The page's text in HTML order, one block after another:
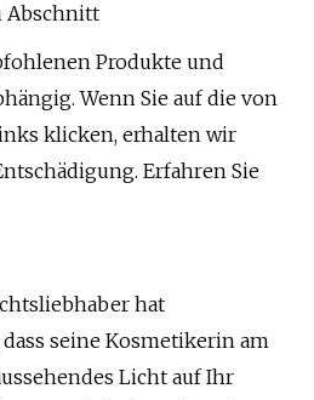
Abschnitt
Produkte und
Wenn Sie auf die von
klicken, erhalten wir
Erfahren Sie
hat
seine Kosmetikerin am
Licht auf Ihr